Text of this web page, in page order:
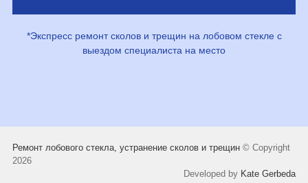
*Экспресс ремонт сколов и трещин на лобовом стекле с
выездом специалиста на место
Ремонт лобового стекла, устранение сколов и трещин © Copyright
2026
Developed byKate Gerbeda